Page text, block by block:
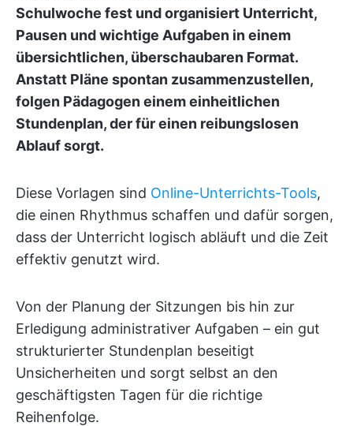
Schulwoche fest und organisiert Unterricht,
Pausen und wichtige Aufgaben in einem
übersichtlichen, überschaubaren Format.
Anstatt Pläne spontan zusammenzustellen,
folgen Pädagogen einem einheitlichen
Stundenplan, der für einen reibungslosen
Ablauf sorgt.
Diese Vorlagen sind Online-Unterrichts-Tools,
die einen Rhythmus schaffen und dafür sorgen,
dass der Unterricht logisch abläuft und die Zeit
effektiv genutzt wird.
Von der Planung der Sitzungen bis hin zur
Erledigung administrativer Aufgaben – ein gut
strukturierter Stundenplan beseitigt
Unsicherheiten und sorgt selbst an den
geschäftigsten Tagen für die richtige
Reihenfolge.